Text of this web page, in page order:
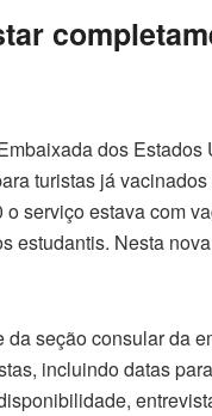
dos
turistas já
serviço estava com
estudantis. Nesta
da seção consular da
incluindo datas